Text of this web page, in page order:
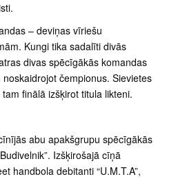
– deviņas vīriešu
Kungi tika sadalīti divās
divas spēcīgākās komandas
čempionus. Sievietes
finālā izšķirot titula likteni.
abu apakšgrupu spēcīgākās
Izšķirošajā cīņā
handbola debitanti “U.M.T.A”,